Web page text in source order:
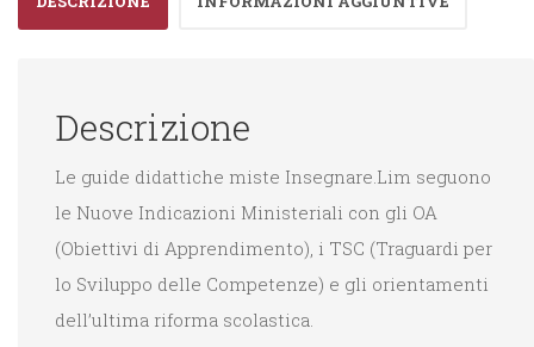
Descrizione
Le guide didattiche miste Insegnare.Lim seguono
le Nuove Indicazioni Ministeriali con gli OA
(Obiettivi di Apprendimento), i TSC (Traguardi per
lo Sviluppo delle Competenze) e gli orientamenti
dell’ultima riforma scolastica.